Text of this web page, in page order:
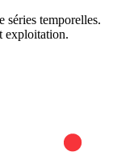
séries temporelles.
exploitation.